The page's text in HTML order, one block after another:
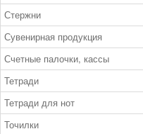
Стержни
Сувенирная продукция
Счетные палочки, кассы
Тетради
Тетради для нот
Точилки